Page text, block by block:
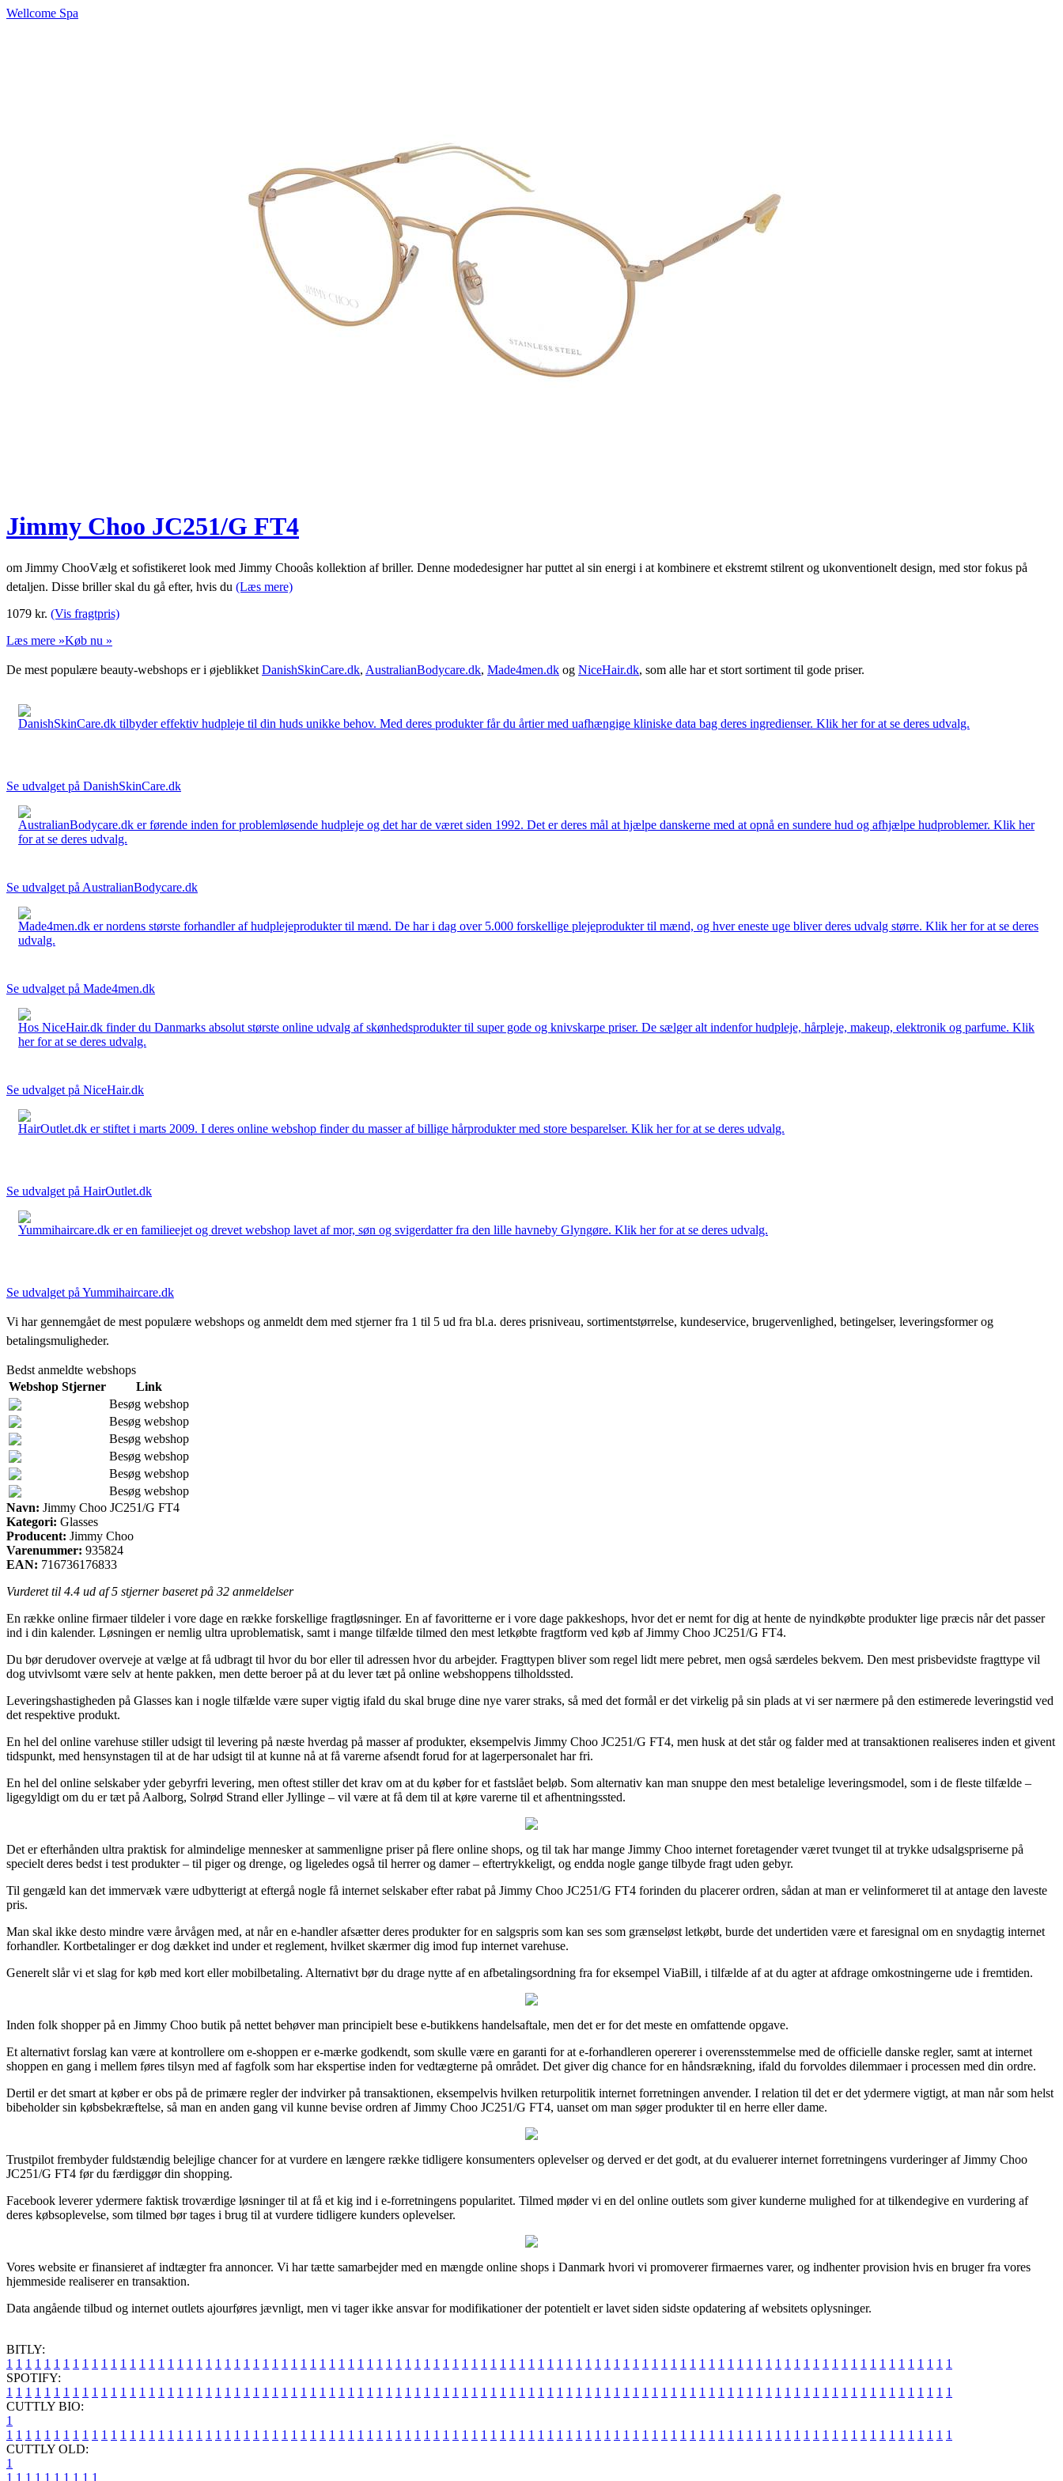
Wellcome Spa
Jimmy Choo JC251/G FT4
om Jimmy ChooVælg et sofistikeret look med Jimmy Chooâs kollektion af briller. Denne modedesigner har puttet al sin energi i at kombinere et ekstremt stilrent og ukonventionelt design, med stor fokus på
detaljen. Disse briller skal du gå efter, hvis du (Læs mere)
1079 kr. (Vis fragtpris)
Læs mere »Køb nu »
De mest populære beauty-webshops er i øjeblikket DanishSkinCare.dk, AustralianBodycare.dk, Made4men.dk og NiceHair.dk, som alle har et stort sortiment til gode priser.
DanishSkinCare.dk tilbyder effektiv hudpleje til din huds unikke behov. Med deres produkter får du årtier med uafhængige kliniske data bag deres ingredienser. Klik her for at se deres udvalg.
Se udvalget på DanishSkinCare.dk
AustralianBodycare.dk er førende inden for problemløsende hudpleje og det har de været siden 1992. Det er deres mål at hjælpe danskerne med at opnå en sundere hud og afhjælpe hudproblemer. Klik her
for at se deres udvalg.
Se udvalget på AustralianBodycare.dk
Made4men.dk er nordens største forhandler af hudplejeprodukter til mænd. De har i dag over 5.000 forskellige plejeprodukter til mænd, og hver eneste uge bliver deres udvalg større. Klik her for at se deres
udvalg.
Se udvalget på Made4men.dk
Hos NiceHair.dk finder du Danmarks absolut største online udvalg af skønhedsprodukter til super gode og knivskarpe priser. De sælger alt indenfor hudpleje, hårpleje, makeup, elektronik og parfume. Klik
her for at se deres udvalg.
Se udvalget på NiceHair.dk
HairOutlet.dk er stiftet i marts 2009. I deres online webshop finder du masser af billige hårprodukter med store besparelser. Klik her for at se deres udvalg.
Se udvalget på HairOutlet.dk
Yummihaircare.dk er en familieejet og drevet webshop lavet af mor, søn og svigerdatter fra den lille havneby Glyngøre. Klik her for at se deres udvalg.
Se udvalget på Yummihaircare.dk
Vi har gennemgået de mest populære webshops og anmeldt dem med stjerner fra 1 til 5 ud fra bl.a. deres prisniveau, sortimentstørrelse, kundeservice, brugervenlighed, betingelser, leveringsformer og
betalingsmuligheder.
Bedst anmeldte webshops
Webshop Stjerner
Link
Besøg webshop
Besøg webshop
Besøg webshop
Besøg webshop
Besøg webshop
Besøg webshop
Navn: Jimmy Choo JC251/G FT4
Kategori: Glasses
Producent: Jimmy Choo
Varenummer: 935824
EAN: 716736176833
Vurderet til 4.4 ud af 5 stjerner baseret på 32 anmeldelser
En række online firmaer tildeler i vore dage en række forskellige fragtløsninger. En af favoritterne er i vore dage pakkeshops, hvor det er nemt for dig at hente de nyindkøbte produkter lige præcis når det passer
ind i din kalender. Løsningen er nemlig ultra uproblematisk, samt i mange tilfælde tilmed den mest letkøbte fragtform ved køb af Jimmy Choo JC251/G FT4.
Du bør derudover overveje at vælge at få udbragt til hvor du bor eller til adressen hvor du arbejder. Fragttypen bliver som regel lidt mere pebret, men også særdeles bekvem. Den mest prisbevidste fragttype vil
dog utvivlsomt være selv at hente pakken, men dette beroer på at du lever tæt på online webshoppens tilholdssted.
Leveringshastigheden på Glasses kan i nogle tilfælde være super vigtig ifald du skal bruge dine nye varer straks, så med det formål er det virkelig på sin plads at vi ser nærmere på den estimerede leveringstid ved
det respektive produkt.
En hel del online varehuse stiller udsigt til levering på næste hverdag på masser af produkter, eksempelvis Jimmy Choo JC251/G FT4, men husk at det står og falder med at transaktionen realiseres inden et givent
tidspunkt, med hensynstagen til at de har udsigt til at kunne nå at få varerne afsendt forud for at lagerpersonalet har fri.
En hel del online selskaber yder gebyrfri levering, men oftest stiller det krav om at du køber for et fastslået beløb. Som alternativ kan man snuppe den mest betalelige leveringsmodel, som i de fleste tilfælde –
ligegyldigt om du er tæt på Aalborg, Solrød Strand eller Jyllinge – vil være at få dem til at køre varerne til et afhentningssted.
Det er efterhånden ultra praktisk for almindelige mennesker at sammenligne priser på flere online shops, og til tak har mange Jimmy Choo internet foretagender været tvunget til at trykke udsalgspriserne på
specielt deres bedst i test produkter – til piger og drenge, og ligeledes også til herrer og damer – eftertrykkeligt, og endda nogle gange tilbyde fragt uden gebyr.
Til gengæld kan det immervæk være udbytterigt at eftergå nogle få internet selskaber efter rabat på Jimmy Choo JC251/G FT4 forinden du placerer ordren, sådan at man er velinformeret til at antage den laveste
pris.
Man skal ikke desto mindre være årvågen med, at når en e-handler afsætter deres produkter for en salgspris som kan ses som grænseløst letkøbt, burde det undertiden være et faresignal om en snydagtig internet
forhandler. Kortbetalinger er dog dækket ind under et reglement, hvilket skærmer dig imod fup internet varehuse.
Generelt slår vi et slag for køb med kort eller mobilbetaling. Alternativt bør du drage nytte af en afbetalingsordning fra for eksempel ViaBill, i tilfælde af at du agter at afdrage omkostningerne ude i fremtiden.
Inden folk shopper på en Jimmy Choo butik på nettet behøver man principielt bese e-butikkens handelsaftale, men det er for det meste en omfattende opgave.
Et alternativt forslag kan være at kontrollere om e-shoppen er e-mærke godkendt, som skulle være en garanti for at e-forhandleren opererer i overensstemmelse med de officielle danske regler, samt at internet
shoppen en gang i mellem føres tilsyn med af fagfolk som har ekspertise inden for vedtægterne på området. Det giver dig chance for en håndsrækning, ifald du forvoldes dilemmaer i processen med din ordre.
Dertil er det smart at køber er obs på de primære regler der indvirker på transaktionen, eksempelvis hvilken returpolitik internet forretningen anvender. I relation til det er det ydermere vigtigt, at man når som helst
bibeholder sin købsbekræftelse, så man en anden gang vil kunne bevise ordren af Jimmy Choo JC251/G FT4, uanset om man søger produkter til en herre eller dame.
Trustpilot frembyder fuldstændig belejlige chancer for at vurdere en længere række tidligere konsumenters oplevelser og derved er det godt, at du evaluerer internet forretningens vurderinger af Jimmy Choo
JC251/G FT4 før du færdiggør din shopping.
Facebook leverer ydermere faktisk troværdige løsninger til at få et kig ind i e-forretningens popularitet. Tilmed møder vi en del online outlets som giver kunderne mulighed for at tilkendegive en vurdering af
deres købsoplevelse, som tilmed bør tages i brug til at vurdere tidligere kunders oplevelser.
Vores website er finansieret af indtægter fra annoncer. Vi har tætte samarbejder med en mængde online shops i Danmark hvori vi promoverer firmaernes varer, og indhenter provision hvis en bruger fra vores
hjemmeside realiserer en transaktion.
Data angående tilbud og internet outlets ajourføres jævnligt, men vi tager ikke ansvar for modifikationer der potentielt er lavet siden sidste opdatering af websitets oplysninger.
BITLY:
1 1 1 1 1 1 1 1 1 1 1 1 1 1 1 1 1 1 1 1 1 1 1 1 1 1 1 1 1 1 1 1 1 1 1 1 1 1 1 1 1 1 1 1 1 1 1 1 1 1 1 1 1 1 1 1 1 1 1 1 1 1 1 1 1 1 1 1 1 1 1 1 1 1 1 1 1 1 1 1 1 1 1 1 1 1 1 1 1 1 1 1 1 1 1 1 1 1 1 1
SPOTIFY:
1 1 1 1 1 1 1 1 1 1 1 1 1 1 1 1 1 1 1 1 1 1 1 1 1 1 1 1 1 1 1 1 1 1 1 1 1 1 1 1 1 1 1 1 1 1 1 1 1 1 1 1 1 1 1 1 1 1 1 1 1 1 1 1 1 1 1 1 1 1 1 1 1 1 1 1 1 1 1 1 1 1 1 1 1 1 1 1 1 1 1 1 1 1 1 1 1 1 1 1
CUTTLY BIO:
1
1 1 1 1 1 1 1 1 1 1 1 1 1 1 1 1 1 1 1 1 1 1 1 1 1 1 1 1 1 1 1 1 1 1 1 1 1 1 1 1 1 1 1 1 1 1 1 1 1 1 1 1 1 1 1 1 1 1 1 1 1 1 1 1 1 1 1 1 1 1 1 1 1 1 1 1 1 1 1 1 1 1 1 1 1 1 1 1 1 1 1 1 1 1 1 1 1 1 1 1
CUTTLY OLD:
1
1 1 1 1 1 1 1 1 1 1